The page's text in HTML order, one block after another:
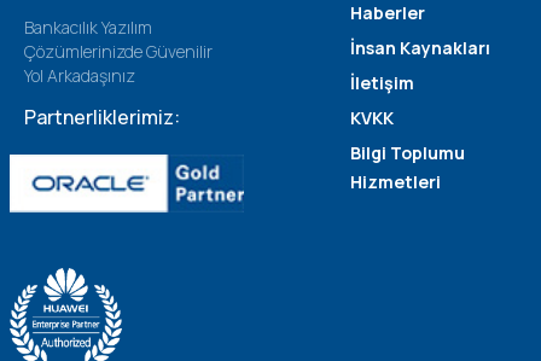
Bankacılık Yazılım
Çözümlerinizde Güvenilir
Yol Arkadaşınız
Partnerliklerimiz:
Haberler
İnsan Kaynakları
İletişim
KVKK
Bilgi Toplumu
Hizmetleri